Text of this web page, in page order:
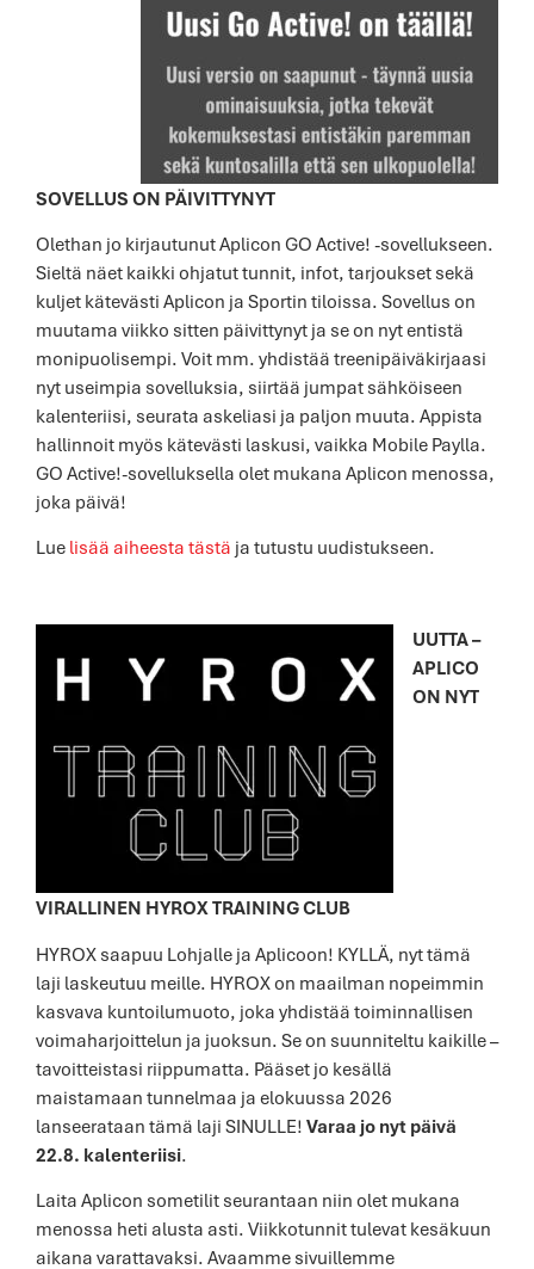
SOVELLUS ON PÄIVITTYNYT
Olethan jo kirjautunut Aplicon GO Active! -sovellukseen.
Sieltä näet kaikki ohjatut tunnit, infot, tarjoukset sekä
kuljet kätevästi Aplicon ja Sportin tiloissa. Sovellus on
muutama viikko sitten päivittynyt ja se on nyt entistä
monipuolisempi. Voit mm. yhdistää treenipäiväkirjaasi
nyt useimpia sovelluksia, siirtää jumpat sähköiseen
kalenteriisi, seurata askeliasi ja paljon muuta. Appista
hallinnoit myös kätevästi laskusi, vaikka Mobile Paylla.
GO Active!-sovelluksella olet mukana Aplicon menossa,
joka päivä!
Lue lisää aiheesta tästä ja tutustu uudistukseen.
UUTTA –
APLICO
ON NYT
VIRALLINEN HYROX TRAINING CLUB
HYROX saapuu Lohjalle ja Aplicoon! KYLLÄ, nyt tämä
laji laskeutuu meille. HYROX on maailman nopeimmin
kasvava kuntoilumuoto, joka yhdistää toiminnallisen
voimaharjoittelun ja juoksun. Se on suunniteltu kaikille –
tavoitteistasi riippumatta. Pääset jo kesällä
maistamaan tunnelmaa ja elokuussa 2026
lanseerataan tämä laji SINULLE! Varaa jo nyt päivä
22.8. kalenteriisi.
Laita Aplicon sometilit seurantaan niin olet mukana
menossa heti alusta asti. Viikkotunnit tulevat kesäkuun
aikana varattavaksi. Avaamme sivuillemme